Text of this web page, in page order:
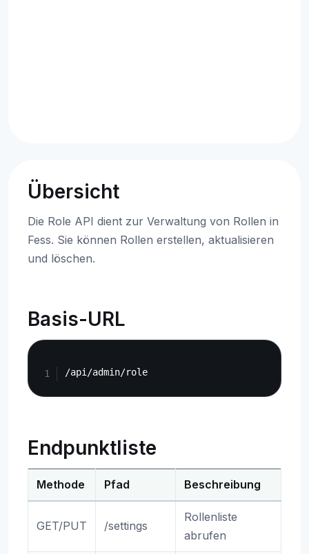
Übersicht
Die Role API dient zur Verwaltung von Rollen in
Fess. Sie können Rollen erstellen, aktualisieren
und löschen.
Basis-URL
Endpunktliste
Methode Pfad Beschreibung
GET/PUT /settings
Rollenliste
abrufen